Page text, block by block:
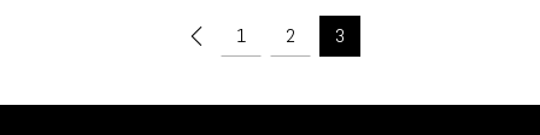
1 2 3